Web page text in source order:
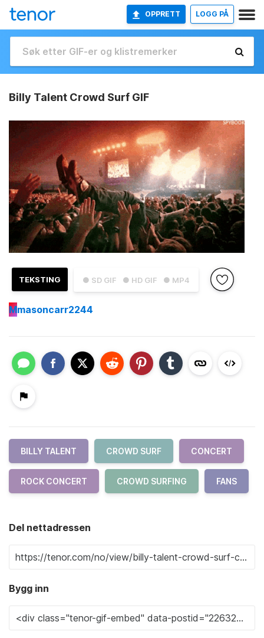
OPPRETT LOGG PÅ
Billy Talent Crowd Surf GIF
● SD GIF ● HD GIF ● MP4
TEKSTING
Mmasoncarr2244
BILLY TALENT CROWD SURF CONCERT
ROCK CONCERT CROWD SURFING FANS
Del nettadressen
Bygg inn